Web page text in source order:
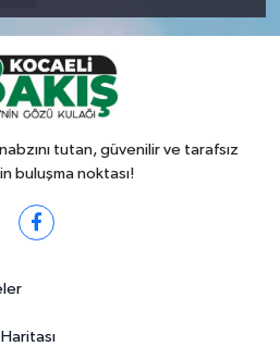
tutan, güvenilir ve tarafsız
buluşma noktası!